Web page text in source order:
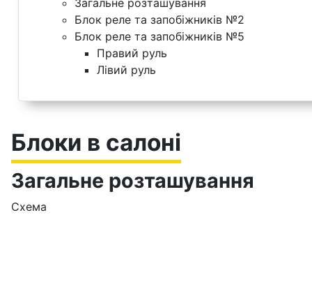
Блок реле та запобіжників №2
Блок реле та запобіжників №5
Правий руль
Лівий руль
Блоки в салоні
Загальне розташування
Схема